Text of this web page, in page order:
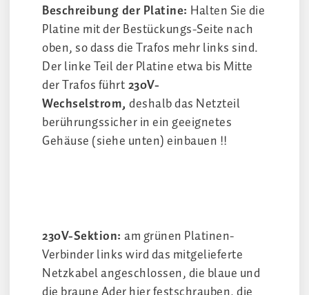
Beschreibung der Platine: Halten Sie die
Platine mit der Bestückungs-Seite nach
oben, so dass die Trafos mehr links sind.
Der linke Teil der Platine etwa bis Mitte
der Trafos führt230V-
Wechselstrom, deshalb das Netzteil
berührungssicher in ein geeignetes
Gehäuse (siehe unten) einbauen !!
230V-Sektion: am grünen Platinen-
Verbinder links wird das mitgelieferte
Netzkabel angeschlossen, die blaue und